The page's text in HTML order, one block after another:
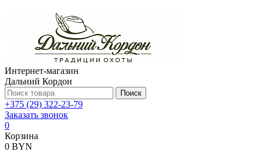
Интернет-магазин
Дальний Кордон
Поиск
+375 (29) 322-23-79
Заказать звонок
0
Корзина
0 BYN